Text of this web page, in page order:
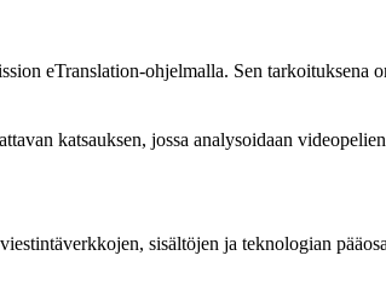
eTranslation-ohjelmalla. Sen tarkoituksena
katsauksen, jossa analysoidaan
viestintäverkkojen, sisältöjen ja teknologian